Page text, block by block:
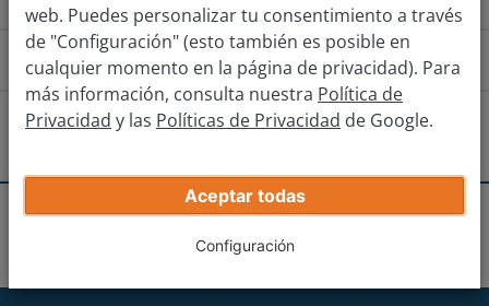
Recibe tu oferta real
Introduce los datos de tu coche.
¿Cómo llego a la sucursal?
Desde el centro de Salamanca
En la glorieta de la Ciudad de Brujas, toma la primera
salida hacia Paseo del Tormes y continúa hacia Puente
hacia Ctra. Madrid/Vía Helmántica/N-501.
¿Hay otras sucursales cerca?
Valladolid
Talavera de la Reina
web. Puedes personalizar tu consentimiento a través
de "Configuración" (esto también es posible en
cualquier momento en la página de privacidad). Para
más información, consulta nuestra Política de
Privacidad y las Políticas de Privacidad de Google.
Aceptar todas
Configuración